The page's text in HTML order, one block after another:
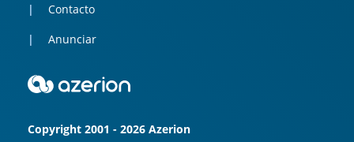
Contacto
Anunciar
Copyright 2001 - 2026 Azerion